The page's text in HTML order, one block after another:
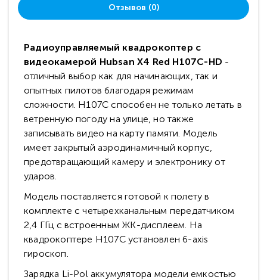
Отзывов (0)
Радиоуправляемый квадрокоптер с
видеокамерой Hubsan X4 Red H107C-HD -
отличный выбор как для начинающих, так и
опытных пилотов благодаря режимам
сложности. H107C способен не только летать в
ветренную погоду на улице, но также
записывать видео на карту памяти. Модель
имеет закрытый аэродинамичный корпус,
предотвращающий камеру и электронику от
ударов.
Модель поставляется готовой к полету в
комплекте с четырехканальным передатчиком
2,4 ГГц с встроенным ЖК-дисплеем. На
квадрокоптере H107C установлен 6-axis
гироскоп.
Зарядка Li-Pol аккумулятора модели емкостью